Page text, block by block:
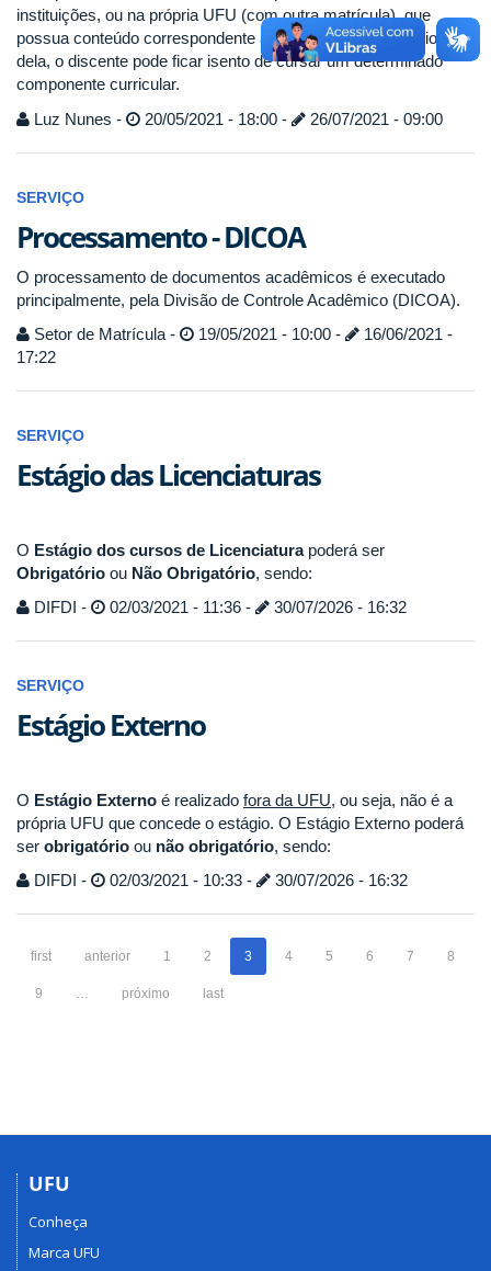
instituições, ou na própria UFU (com outra matrícula), que
possua conteúdo correspondente ao dispensado. Por meio
dela, o discente pode ficar isento de cursar um determinado
componente curricular.
Luz Nunes -
20/05/2021 - 18:00 - 26/07/2021 - 09:00
SERVIÇO
Processamento - DICOA
O processamento de documentos acadêmicos é executado
principalmente, pela Divisão de Controle Acadêmico (DICOA).
Setor de Matrícula -
19/05/2021 - 10:00 -
16/06/2021 -
17:22
SERVIÇO
Estágio das Licenciaturas
O Estágio dos cursos de Licenciaturapoderá ser
Obrigatório ou Não Obrigatório, sendo:
DIFDI -
02/03/2021 - 11:36 - 30/07/2026 - 16:32
SERVIÇO
Estágio Externo
O Estágio Externo é realizado fora da UFU, ou seja, não é a
própria UFU que concede o estágio. O Estágio Externo poderá
ser obrigatório ou não obrigatório, sendo:
DIFDI -
02/03/2021 - 10:33 - 30/07/2026 - 16:32
first anterior 1 2 3 4 5 6 7 8
9 … próximo last
UFU
Conheça
Marca UFU